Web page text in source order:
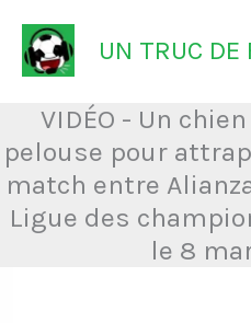
Aller
au
contenu
UN TRUC DE
VIDÉO - Un
pelouse pour
match entre
Ligue des
le 8